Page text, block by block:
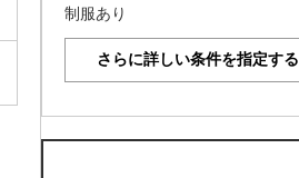
制服あり
さらに詳しい条件を指定する